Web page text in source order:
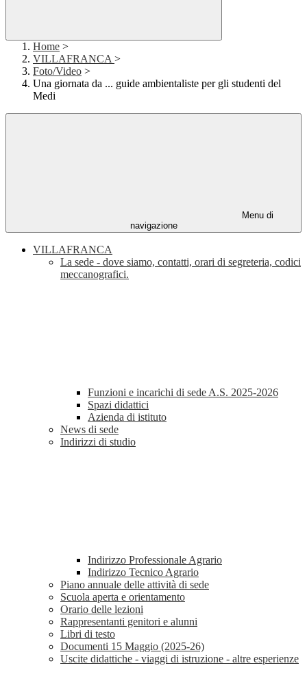
Home >
VILLAFRANCA >
Foto/Video >
Una giornata da ... guide ambientaliste per gli studenti del
Medi
Menu di
navigazione
VILLAFRANCA
La sede - dove siamo, contatti, orari di segreteria, codici
meccanografici.
Funzioni e incarichi di sede A.S. 2025-2026
Spazi didattici
Azienda di istituto
News di sede
Indirizzi di studio
Indirizzo Professionale Agrario
Indirizzo Tecnico Agrario
Piano annuale delle attività di sede
Scuola aperta e orientamento
Orario delle lezioni
Rappresentanti genitori e alunni
Libri di testo
Documenti 15 Maggio (2025-26)
Uscite didattiche - viaggi di istruzione - altre esperienze